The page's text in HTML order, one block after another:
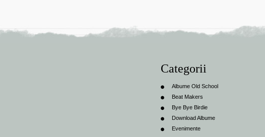
Categorii
Albume Old School
Beat Makers
Bye Bye Birdie
Download Albume
Evenimente